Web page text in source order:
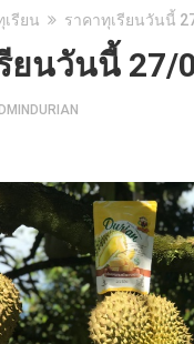
เรียน ราคาทุเรียนวันนี้
ยนวันนี้ 27/